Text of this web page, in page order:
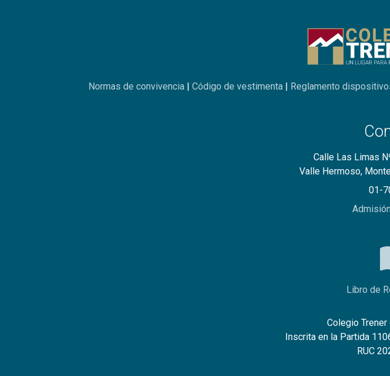
Normas de convivencia | Código de vestimenta | Reglamento
Calle Las Limas
Valle Hermoso,
01-
Libro de
Colegio Trener
Inscrita en la Partida
RUC